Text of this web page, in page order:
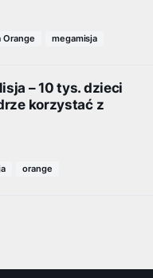
Orange megamisja
– 10 tys. dzieci
korzystać z
orange